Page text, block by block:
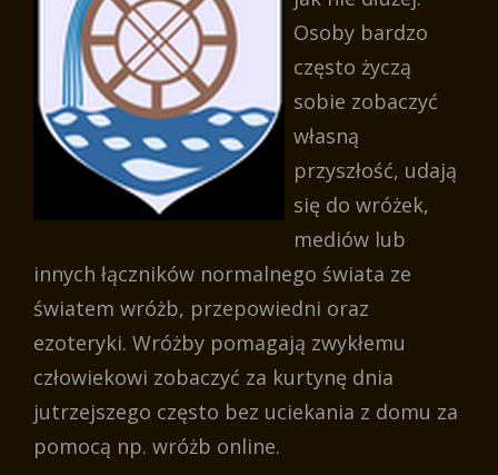
Osoby bardzo
często życzą
sobie zobaczyć
własną
przyszłość, udają
się do wróżek,
mediów lub
innych łączników normalnego świata ze
światem wróżb, przepowiedni oraz
ezoteryki. Wróżby pomagają zwykłemu
człowiekowi zobaczyć za kurtynę dnia
jutrzejszego często bez uciekania z domu za
pomocą np. wróżb online.